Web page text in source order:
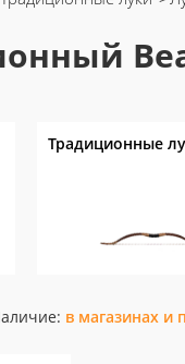
Традиционные
в магазинах и